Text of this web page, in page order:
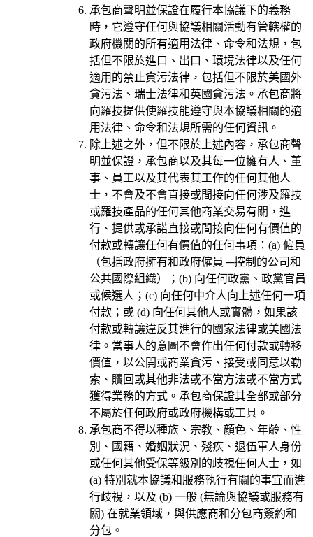
承包商聲明並保證在履行本協議下的義務
時，它遵守任何與協議相關活動有管轄權的
政府機關的所有適用法律、命令和法規，包
括但不限於進口、出口、環境法律以及任何
適用的禁止貪污法律，包括但不限於美國外
貪污法、瑞士法律和英國貪污法。承包商將
向羅技提供使羅技能遵守與本協議相關的適
用法律、命令和法規所需的任何資訊。
除上述之外，但不限於上述內容，承包商聲
明並保證，承包商以及其每一位擁有人、董
事、員工以及其代表其工作的任何其他人
士，不會及不會直接或間接向任何涉及羅技
或羅技產品的任何其他商業交易有關，進
行、提供或承諾直接或間接向任何有價值的
付款或轉讓任何有價值的任何事項：(a) 僱員
（包括政府擁有和政府僱員 ─控制的公司和
公共國際組織）；(b) 向任何政黨、政黨官員
或候選人；(c) 向任何中介人向上述任何一項
付款；或 (d) 向任何其他人或實體，如果該
付款或轉讓違反其進行的國家法律或美國法
律。當事人的意圖不會作出任何付款或轉移
價值，以公開或商業貪污、接受或同意以勒
索、贖回或其他非法或不當方法或不當方式
獲得業務的方式。承包商保證其全部或部分
不屬於任何政府或政府機構或工具。
承包商不得以種族、宗教、顏色、年齡、性
別、國籍、婚姻狀況、殘疾、退伍軍人身份
或任何其他受保等級別的歧視任何人士，如
(a) 特別就本協議和服務執行有關的事宜而進
行歧視，以及 (b) 一般 (無論與協議或服務有
關) 在就業領域，與供應商和分包商簽約和
分包。